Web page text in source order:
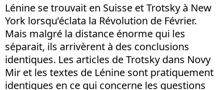
Lénine se trouvait en Suisse et Trotsky à New
York lorsqu’éclata la Révolution de Février.
Mais malgré la distance énorme qui les
séparait, ils arrivèrent à des conclusions
identiques. Les articles de Trotsky dans Novy
Mir et les textes de Lénine sont pratiquement
identiques en ce qui concerne les questions